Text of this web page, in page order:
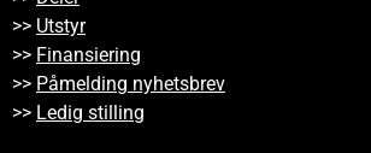
>> Utstyr
>> Finansiering
>> Påmelding nyhetsbrev
>> Ledig stilling